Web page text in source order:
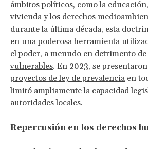
ámbitos políticos, como la
vivienda y los derechos
durante la última década, esta
en una poderosa herramienta
el poder, a menudo en detrimento
vulnerables. En 2023, se
proyectos de ley de prevalencia en
limitó ampliamente la capacidad
autoridades locales.
Repercusión en los derechos